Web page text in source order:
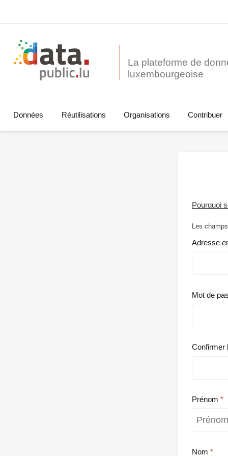
La plateforme de
Données Réutilisations Organisations Contribuer
Pourquoi
Les
Adresse
Mot de
Confirmer
Prénom
Nom